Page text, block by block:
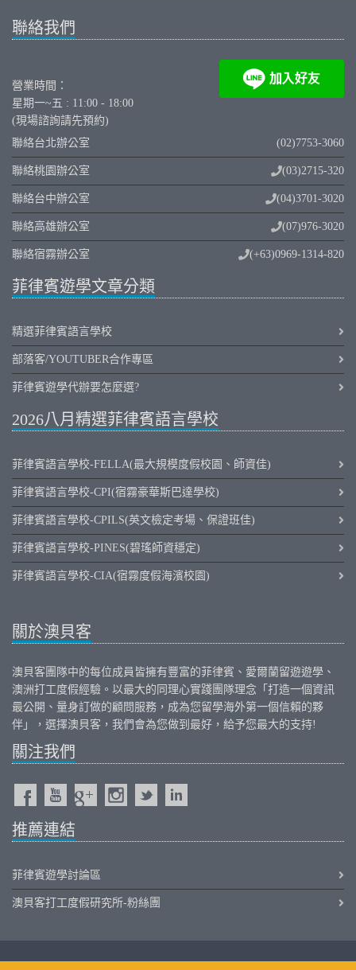
聯絡我們
營業時間：
星期一~五 : 11:00 - 18:00
(現場諮詢請先預約)
聯絡台北辦公室
(02)7753-3060
聯絡桃園辦公室 (03)2715-320
聯絡台中辦公室 (04)3701-3020
聯絡高雄辦公室 (07)976-3020
聯絡宿霧辦公室 (+63)0969-1314-820
菲律賓遊學文章分類
精選菲律賓語言學校
部落客/YOUTUBER合作專區
菲律賓遊學代辦要怎麼選?
2026八月精選菲律賓語言學校
菲律賓語言學校-FELLA(最大規模度假校園、師資佳)
菲律賓語言學校-CPI(宿霧豪華斯巴達學校)
菲律賓語言學校-CPILS(英文檢定考場、保證班佳)
菲律賓語言學校-PINES(碧瑤師資穩定)
菲律賓語言學校-CIA(宿霧度假海濱校園)
關於澳貝客
澳貝客團隊中的每位成員皆擁有豐富的菲律賓 、 愛爾蘭留遊遊學、
澳洲打工度假經驗。以最大的同理心實踐團隊理念「打造一個資訊
最公開、量身訂做的顧問服務，成為您留學海外第一個信賴的夥
伴」，選擇澳貝客，我們會為您做到最好，給予您最大的支持!
關注我們
推薦連結
菲律賓遊學討論區
澳貝客打工度假研究所-粉絲團